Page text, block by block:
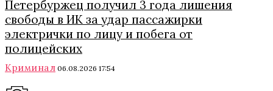
Петербуржец получил 3 года лишения
свободы в ИК за удар пассажирки
электрички по лицу и побега от
полицейских
Криминал 06.08.2026 17:54